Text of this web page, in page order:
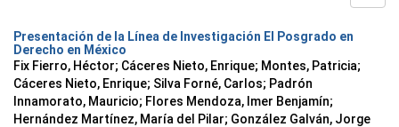
Presentación de la Línea de Investigación El Posgrado en
Derecho en México
Fix Fierro, Héctor; Cáceres Nieto, Enrique; Montes, Patricia;
Cáceres Nieto, Enrique; Silva Forné, Carlos; Padrón
Innamorato, Mauricio; Flores Mendoza, Imer Benjamín;
Hernández Martínez, María del Pilar; González Galván, Jorge